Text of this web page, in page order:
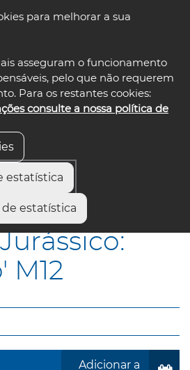
para melhorar a sua
asseguram o funcionamento
pelo que não requerem
Para os restantes cookies:
consulte a nossa política de
estatística
estatística
select language
“Mundo Jurássico: Domínio" M12
M12
Adicionar a